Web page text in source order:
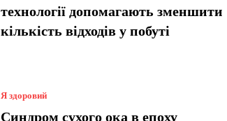
технології допомагають зменшити
кількість відходів у побуті
Я здоровий
Синдром сухого ока в епоху